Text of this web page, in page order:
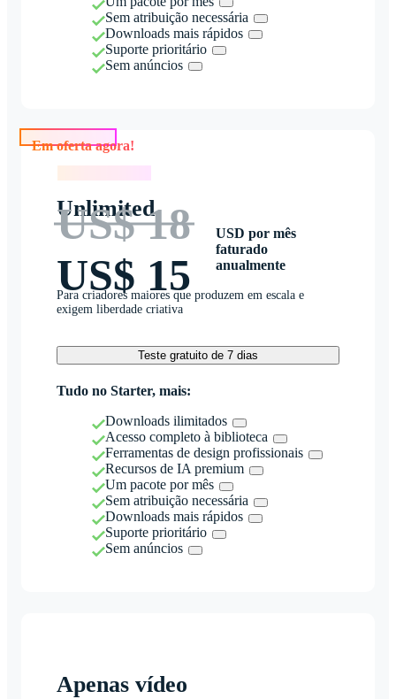
Sem atribuição necessária
Downloads mais rápidos
Suporte prioritário
Sem anúncios
Unlimited
US$ 18
US$ 15
USD por mês
faturado
anualmente
Para criadores maiores que produzem em escala e
exigem liberdade criativa
Teste gratuito de 7 dias
Tudo no Starter, mais:
Downloads ilimitados
Acesso completo à biblioteca
Ferramentas de design profissionais
Recursos de IA premium
Um pacote por mês
Sem atribuição necessária
Downloads mais rápidos
Suporte prioritário
Sem anúncios
Apenas vídeo